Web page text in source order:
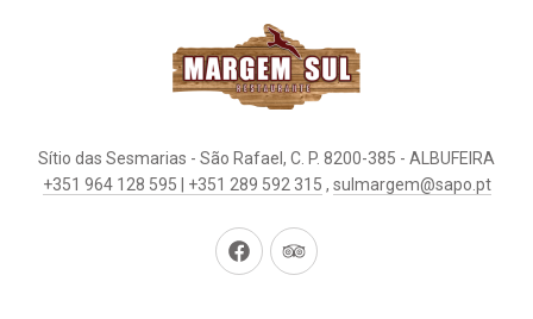
Sítio das Sesmarias - São Rafael, C. P. 8200-385 - ALBUFEIRA
+351 964 128 595 | +351 289 592 315 , sulmargem@sapo.pt
New
New